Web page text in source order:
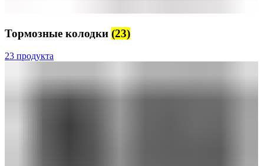
Тормозные колодки (23)
23 продукта